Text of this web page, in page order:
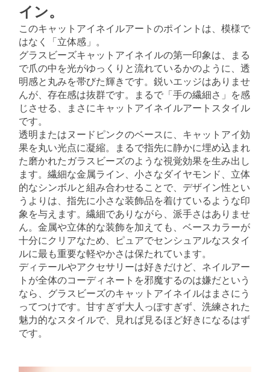
イン。
このキャットアイネイルアートのポイントは、模様で
はなく「立体感」。
グラスビーズキャットアイネイルの第一印象は、まる
で爪の中を光がゆっくりと流れているかのように、透
明感と丸みを帯びた輝きです。鋭いエッジはありませ
んが、存在感は抜群です。まるで「手の繊細さ」を感
じさせる、まさにキャットアイネイルアートスタイル
です。
透明またはヌードピンクのベースに、キャットアイ効
果を丸い光点に凝縮。まるで指先に静かに埋め込まれ
た磨かれたガラスビーズのような視覚効果を生み出し
ます。繊細な金属ライン、小さなダイヤモンド、立体
的なシンボルと組み合わせることで、デザイン性とい
うよりは、指先に小さな装飾品を着けているような印
象を与えます。繊細でありながら、派手さはありませ
ん。金属や立体的な装飾を加えても、ベースカラーが
十分にクリアなため、ピュアでセンシュアルなスタイ
ルに最も重要な軽やかさは保たれています。
ディテールやアクセサリーは好きだけど、ネイルアー
トが全体のコーディネートを邪魔するのは嫌だという
なら、グラスビーズのキャットアイネイルはまさにう
ってつけです。甘すぎず大人っぽすぎず、洗練された
魅力的なスタイルで、見れば見るほど好きになるはず
です。